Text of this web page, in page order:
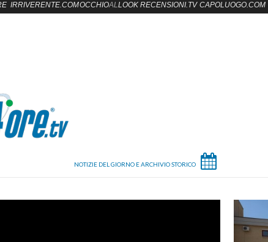
IRRIVERENTE.COMOCCHIOALLOOK RECENSIONI.TV CAPOLUOGO.COM